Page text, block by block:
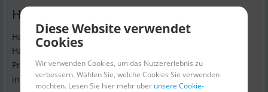
Hamburger Yachtbroker
Hamburger Yachtbroker liegt im malerischen historischen
Hafen von Monnickendam. Wir werben für unsere aktive
Präsenz in diesem renommierten Zentrum von Jachthäfen,
indem wir elektronische Anschlagtafeln auf den Straßen
Diese Website verwendet
Cookies
Wir verwenden Cookies, um das Nutzererlebnis zu
verbessern. Wählen Sie, welche Cookies Sie verwenden
möchten. Lesen Sie hier mehr über unsere Cookie-